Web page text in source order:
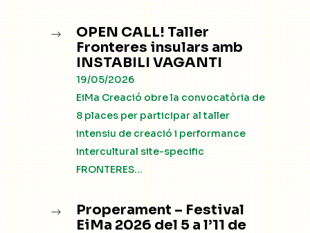
$
OPEN CALL! Taller
Fronteres insulars amb
INSTABILI VAGANTI
19/05/2026
EiMa Creació obre la convocatòria de
8 places per participar al taller
intensiu de creació i performance
intercultural site-specific
FRONTERES...
$
Properament – Festival
EiMa 2026 del 5 a l’11 de